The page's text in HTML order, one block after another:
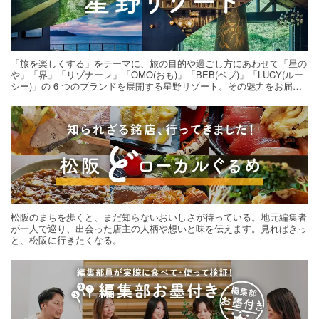
「旅を楽しくする」をテーマに、旅の目的や過ごし方にあわせて「星の
や」「界」「リゾナーレ」「OMO(おも)」「BEB(ベブ)」「LUCY(ルー
シー)」の 6 つのブランドを展開する星野リゾート。その魅力をお届け
松阪のまちを歩くと、まだ知らないおいしさが待っている。地元編集者
が一人で巡り、出会った店主の人柄や想いと味を伝えます。見ればきっ
と、松阪に行きたくなる。